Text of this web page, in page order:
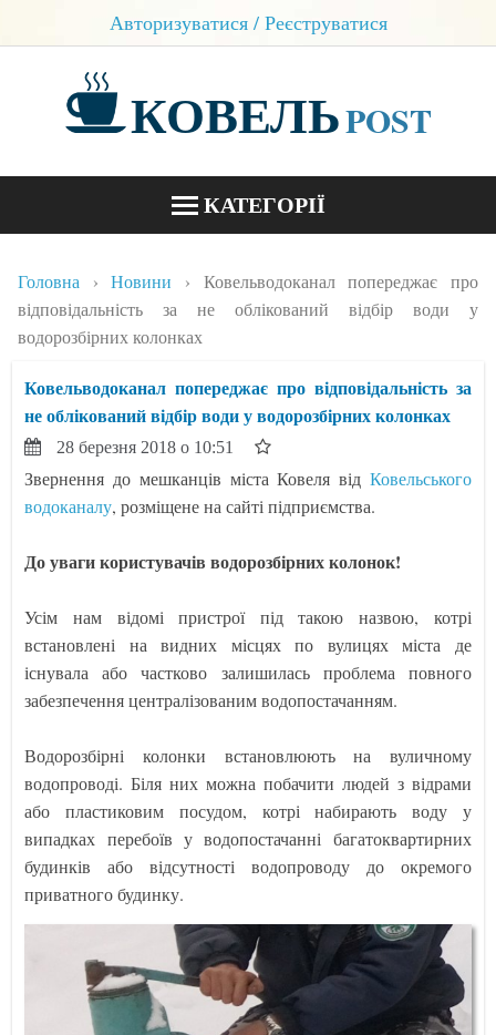
Авторизуватися / Реєструватися
КОВЕЛЬPOST
КАТЕГОРІЇ
БЛОГИ
Головна Новини
Ковельводоканал попереджає про
відповідальність за не облікований відбір води у
водорозбірних колонках
Ковельводоканал попереджає про відповідальність за
не облікований відбір води у водорозбірних колонках
28 березня 2018 о 10:51
Звернення до мешканців міста Ковеля від Ковельського
водоканалу, розміщене на сайті підприємства.
До уваги користувачів водорозбірних колонок!
Усім нам відомі пристрої під такою назвою, котрі
встановлені на видних місцях по вулицях міста де
існувала або частково залишилась проблема повного
забезпечення централізованим водопостачанням.
Водорозбірні колонки встановлюють на вуличному
водопроводі. Біля них можна побачити людей з відрами
або пластиковим посудом, котрі набирають воду у
випадках перебоїв у водопостачанні багатоквартирних
будинків або відсутності водопроводу до окремого
приватного будинку.